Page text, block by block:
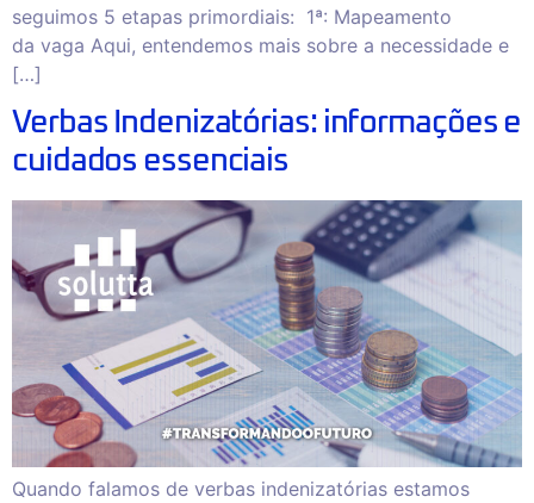
seguimos 5 etapas primordiais: 1ª: Mapeamento
da vaga Aqui, entendemos mais sobre a necessidade e
[…]
Verbas Indenizatórias: informações e
cuidados essenciais
Quando falamos de verbas indenizatórias estamos